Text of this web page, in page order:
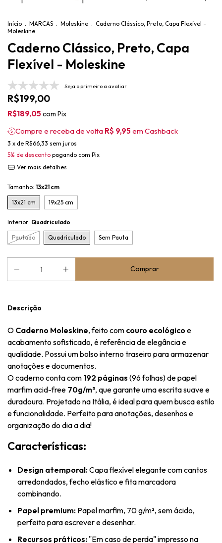
Início . MARCAS . Moleskine . Caderno Clássico, Preto, Capa Flexível -
Moleskine
Caderno Clássico, Preto, Capa
Flexível - Moleskine
Seja o primeiro a avaliar
R$199,00
R$189,05 com Pix
Compre e receba de volta R$ 9,95 em Cashback
3 x de R$66,33 sem juros
5% de desconto pagando com Pix
Ver mais detalhes
Tamanho: 13x21 cm
13x21 cm 19x25 cm
Interior: Quadriculado
Pautado Quadriculado Sem Pauta
Descrição
O Caderno Moleskine, feito com couro ecológico e
acabamento sofisticado, é referência de elegância e
qualidade. Possui um bolso interno traseiro para armazenar
anotações e documentos.
O caderno conta com 192 páginas (96 folhas) de papel
marfim acid-free 70g/m², que garante uma escrita suave e
duradoura. Projetado na Itália, é ideal para quem busca estilo
e funcionalidade. Perfeito para anotações, desenhos e
organização do dia a dia!
Características:
Design atemporal:Capa flexível elegante com cantos
arredondados, fecho elástico e fita marcadora
combinando.
Papel premium: Papel marfim, 70 g/m², sem ácido,
perfeito para escrever e desenhar.
Recursos práticos: "Em caso de perda" impresso na